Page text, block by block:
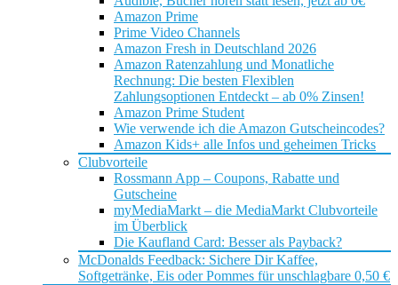
Amazon Prime
Prime Video Channels
Amazon Fresh in Deutschland 2026
Amazon Ratenzahlung und Monatliche
Rechnung: Die besten Flexiblen
Zahlungsoptionen Entdeckt – ab 0% Zinsen!
Amazon Prime Student
Wie verwende ich die Amazon Gutscheincodes?
Amazon Kids+ alle Infos und geheimen Tricks
Clubvorteile
Rossmann App – Coupons, Rabatte und
Gutscheine
myMediaMarkt – die MediaMarkt Clubvorteile
im Überblick
Die Kaufland Card: Besser als Payback?
McDonalds Feedback: Sichere Dir Kaffee,
Softgetränke, Eis oder Pommes für unschlagbare 0,50 €